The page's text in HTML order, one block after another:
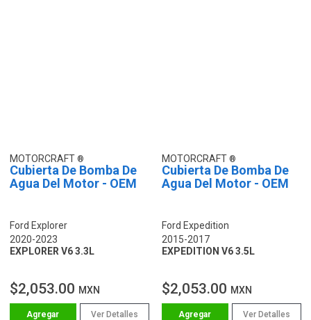
MOTORCRAFT
Cubierta De Bomba De
Agua Del Motor - OEM
Ford Explorer
2020-2023
EXPLORER V6 3.3L
$2,053.00 MXN
Ver Detalles
MOTORCRAFT
Cubierta De Bomba De
Agua Del Motor - OEM
Ford Expedition
2015-2017
EXPEDITION V6 3.5L
$2,053.00 MXN
Ver Detalles